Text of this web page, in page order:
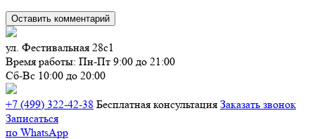
ул. Фестивальная 28с1
Время работы: Пн-Пт 9:00 до 21:00
Сб-Вс 10:00 до 20:00
+7 (499) 322-42-38 Бесплатная конcультация Заказать звонок
Записаться
по WhatsApp